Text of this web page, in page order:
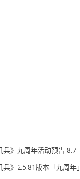
兵》九周年活动预告 8.7
兵》2.5.81版本「九周年」